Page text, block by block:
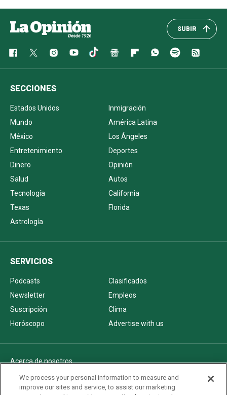
SUBIR
SECCIONES
Estados Unidos
Inmigración
Mundo
América Latina
México
Los Ángeles
Entretenimiento
Deportes
Dinero
Opinión
Salud
Autos
Tecnología
California
Texas
Florida
Astrología
SERVICIOS
Podcasts
Clasificados
Newsletter
Empleos
Suscripción
Clima
Horóscopo
Advertise with us
Acerca de nosotros
Politica de privacidad
Pautas Editoriales
We process your personal information to measure and
improve our sites and service, to assist our marketing